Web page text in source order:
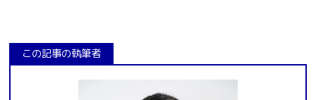
この記事の執筆者